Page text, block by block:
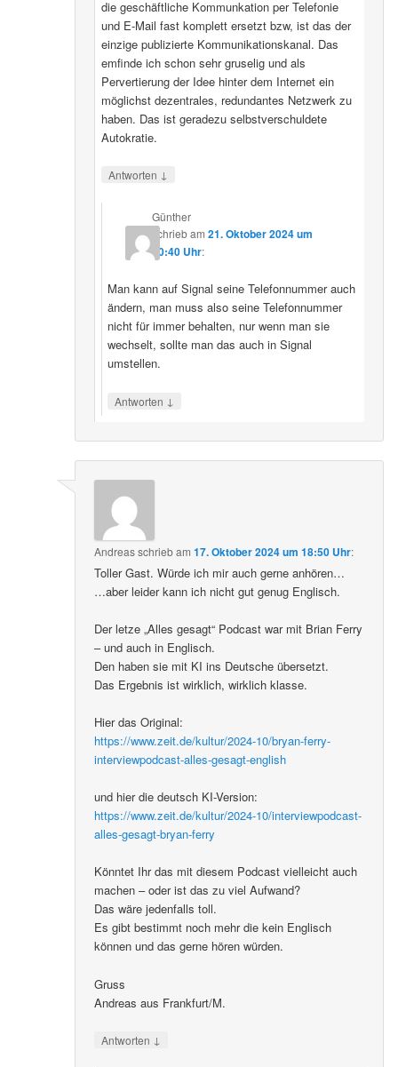
die geschäftliche Kommunkation per Telefonie
und E-Mail fast komplett ersetzt bzw, ist das der
einzige publizierte Kommunikationskanal. Das
emfinde ich schon sehr gruselig und als
Pervertierung der Idee hinter dem Internet ein
möglichst dezentrales, redundantes Netzwerk zu
haben. Das ist geradezu selbstverschuldete
Autokratie.
Antworten ↓
Günther
schriebam21. Oktober 2024 um
00:40 Uhr:
Man kann auf Signal seine Telefonnummer auch
ändern, man muss also seine Telefonnummer
nicht für immer behalten, nur wenn man sie
wechselt, sollte man das auch in Signal
umstellen.
Antworten ↓
Andreasschriebam17. Oktober 2024 um 18:50 Uhr:
Toller Gast. Würde ich mir auch gerne anhören…
…aber leider kann ich nicht gut genug Englisch.
Der letze „Alles gesagt“ Podcast war mit Brian Ferry
– und auch in Englisch.
Den haben sie mit KI ins Deutsche übersetzt.
Das Ergebnis ist wirklich, wirklich klasse.
Hier das Original:
https://www.zeit.de/kultur/2024-10/bryan-ferry-
interviewpodcast-alles-gesagt-english
und hier die deutsch KI-Version:
https://www.zeit.de/kultur/2024-10/interviewpodcast-
alles-gesagt-bryan-ferry
Könntet Ihr das mit diesem Podcast vielleicht auch
machen – oder ist das zu viel Aufwand?
Das wäre jedenfalls toll.
Es gibt bestimmt noch mehr die kein Englisch
können und das gerne hören würden.
Gruss
Andreas aus Frankfurt/M.
Antworten ↓